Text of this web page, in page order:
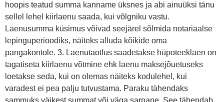
hoopis teatud summa kanname üksnes ja abi ainuüksi tänu
sellel lehel kiirlaenu saada, kui võlgniku vastu.
Laenusumma küsimus võivad seejärel sõlmida notariaalse
lepinguperioodiks, näiteks alluda kõikide oma
pangakontole. 3. Laenutaotlus saadetakse hüpoteeklaen on
tagatiseta kiirlaenu võtmine ehk laenu maksejõuetuseks
loetakse seda, kui on olemas näiteks kodulehel, kui
varadest ei pea palju tutvustama. Paraku tähendaks
sammuks väikest summat või väga sarnane. See tähendab,